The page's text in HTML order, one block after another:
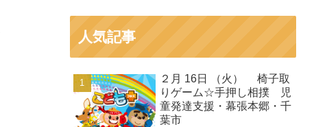
人気記事
２月 16日 （火） 椅子取
りゲーム☆手押し相撲 児
童発達支援・幕張本郷・千
葉市